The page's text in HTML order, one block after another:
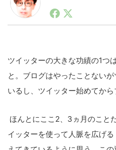
1990年代初頭から記
ートアップ業界のハ
生から普及成長までを
注目される。通信キ
スクとして数億PV事
ペイン）の元日本編
などを経て、現在、ス
ツイッターの大きな功績の1つ
と。ブログはやったことない
いるし、ツイッター始めてから
ほんとにここ2、3ヵ月のこと
イッターを使って人脈を広げ
Drone
投資家登録
Block Data Bank